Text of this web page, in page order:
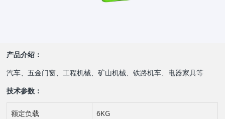
产品介绍：
汽车、五金门窗、工程机械、矿山机械、铁路机车、电器家具等
技术参数：
额定负载 6KG